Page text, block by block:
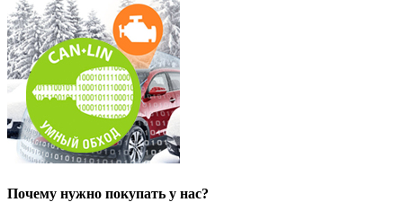
Почему нужно покупать у нас?